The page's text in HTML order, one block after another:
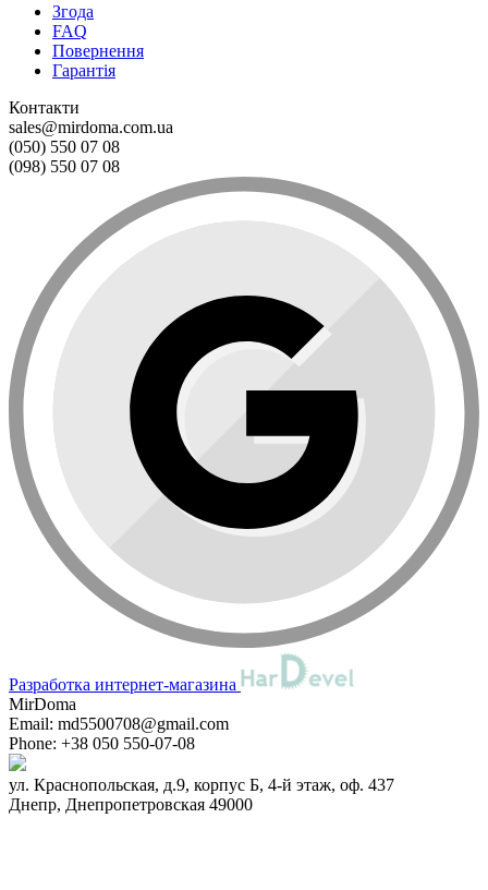
Згода
FAQ
Повернення
Гарантія
Контакти
sales@mirdoma.com.ua
(050) 550 07 08
(098) 550 07 08
Разработка интернет-магазина
MirDoma
Email: md5500708@gmail.com
Phone: +38 050 550-07-08
ул. Краснопольская, д.9, корпус Б, 4-й этаж, оф. 437
Днепр, Днепропетровская 49000